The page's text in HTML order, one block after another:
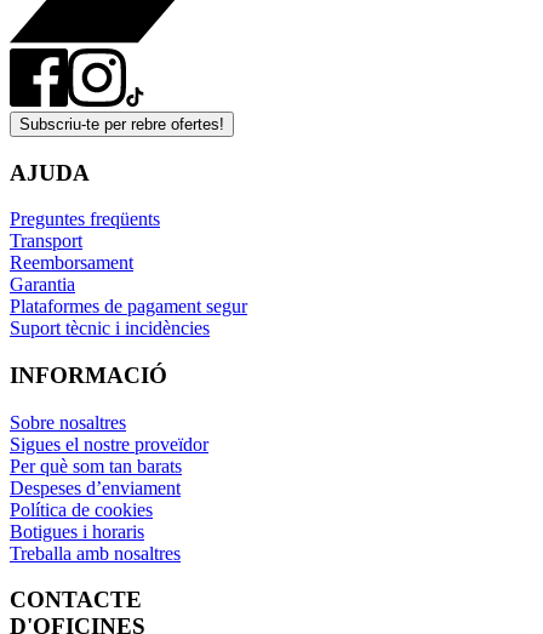
Subscriu-te per rebre ofertes!
AJUDA
Preguntes freqüents
Transport
Reemborsament
Garantia
Plataformes de pagament segur
Suport tècnic i incidències
INFORMACIÓ
Sobre nosaltres
Sigues el nostre proveïdor
Per què som tan barats
Despeses d’enviament
Política de cookies
Botigues i horaris
Treballa amb nosaltres
CONTACTE
D'OFICINES